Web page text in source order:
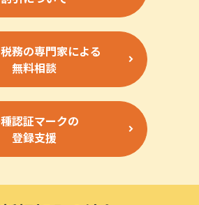
務の専門家による
無料相談
認証マークの
登録支援